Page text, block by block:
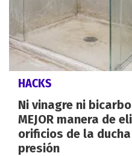
HACKS
Ni vinagre ni
MEJOR manera de
orificios de la ducha
presión